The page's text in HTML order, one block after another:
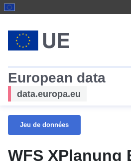
European data
data.europa.eu
Jeu de données
WFS XPlanung